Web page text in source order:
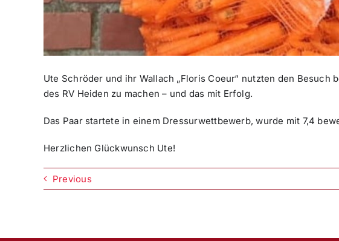
Ute Schröder und ihr Wallach „Floris Coeur“ nutzten den Besuch
des RV Heiden zu machen – und das mit Erfolg.
Das Paar startete in einem Dressurwettbewerb, wurde mit 7,4
Herzlichen Glückwunsch Ute!
Previous